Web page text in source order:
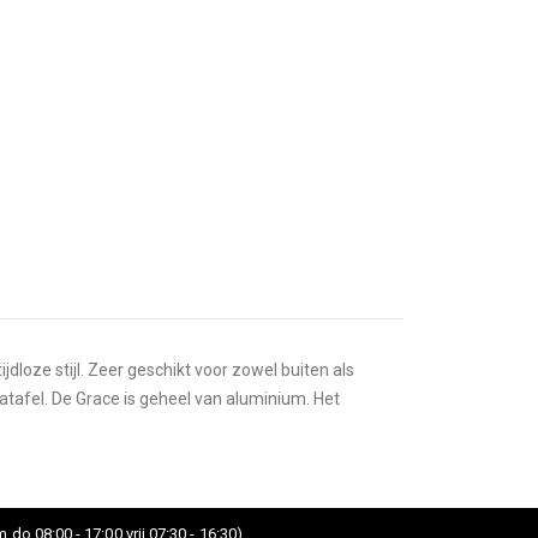
stijl. Zeer geschikt voor zowel buiten als
De Grace is geheel van aluminium. Het
do 08:00 - 17:00 vrij 07:30 - 16:30)